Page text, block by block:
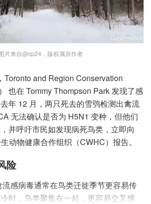
片来自@cp24，版权属原作者
Toronto and Region Conservation
也在 Tommy Thompson Park 发现了感
年 12 月，两只死去的雪鸮检测出禽流
无法确认是否为 H5N1 变种，但他们
并呼吁市民如发现病死鸟类，立即向
动物健康合作组织（CWHC）报告。
险
感病毒通常在鸟类迁徙季节更容易传
时，鸟类聚集在一起，更容易交叉感